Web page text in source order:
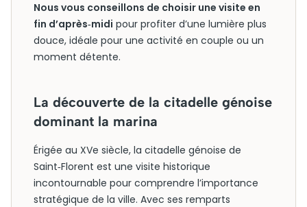
Nous vous conseillons de choisir une visite en
fin d’après‑midi pour profiter d’une lumière plus
douce, idéale pour une activité en couple ou un
moment détente.
La découverte de la citadelle génoise
dominant la marina
Érigée au XVe siècle, la citadelle génoise de
Saint‑Florent est une visite historique
incontournable pour comprendre l’importance
stratégique de la ville. Avec ses remparts